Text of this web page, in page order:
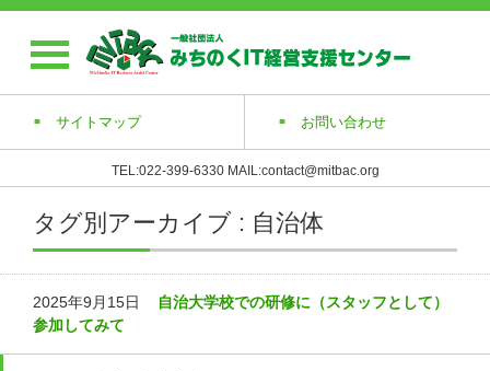
サイトマップ お問い合わせ
TEL:022-399-6330 MAIL:contact@mitbac.org
タグ別アーカイブ : 自治体
2025年9月15日
自治大学校での研修に（スタッフとして）
参加してみて